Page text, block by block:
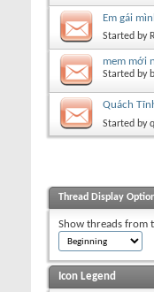
Em gái
Started by
mem mới
Started by
Quách
Started by
Thread Display
Show threads from
Icon Legend